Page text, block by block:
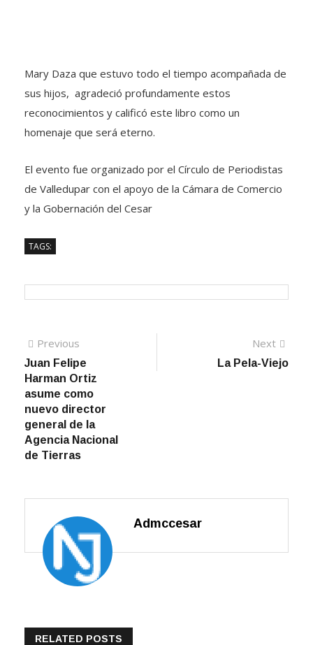
Mary Daza que estuvo todo el tiempo acompañada de
sus hijos, agradeció profundamente estos
reconocimientos y calificó este libro como un
homenaje que será eterno.
El evento fue organizado por el Círculo de Periodistas
de Valledupar con el apoyo de la Cámara de Comercio
y la Gobernación del Cesar
TAGS:
Navegación
de
entradas
Previous
post:
Juan Felipe
Harman Ortiz
asume como
nuevo director
general de la
Agencia Nacional
de Tierras
Next
post:
La Pela-Viejo
Admccesar
RELATED POSTS